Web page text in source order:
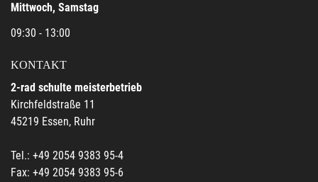
Mittwoch, Samstag
09:30 - 13:00
KONTAKT
2-rad schulte meisterbetrieb
Kirchfeldstraße 11
45219 Essen, Ruhr
Tel.: +49 2054 9383 95-4
Fax: +49 2054 9383 95-6